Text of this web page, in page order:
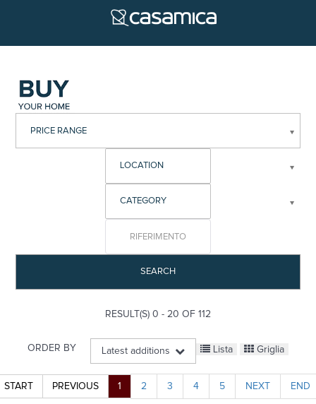
PRICE RANGE
SEARCH
RESULT(S) 0 - 20 OF 112
ORDER BY Latest additions Lista Griglia
START PREVIOUS 1 2 3 4 5 NEXT END